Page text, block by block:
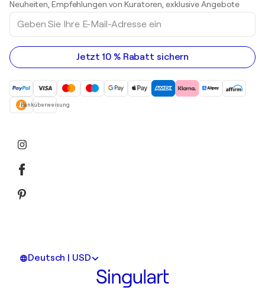
Acrylgemälde
Neuheiten, Empfehlungen von Kuratoren, exklusive Angebote
Geben
Sie
Ihre
E-
Mail-
Adresse
Jetzt 10 % Rabatt sichern
Banküberweisung
Deutsch | USD